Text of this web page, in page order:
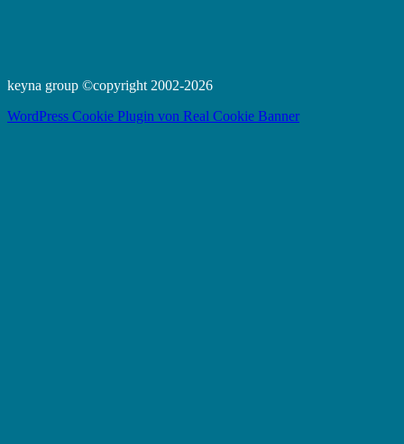
keyna group ©copyright 2002-2026
WordPress Cookie Plugin von Real Cookie Banner